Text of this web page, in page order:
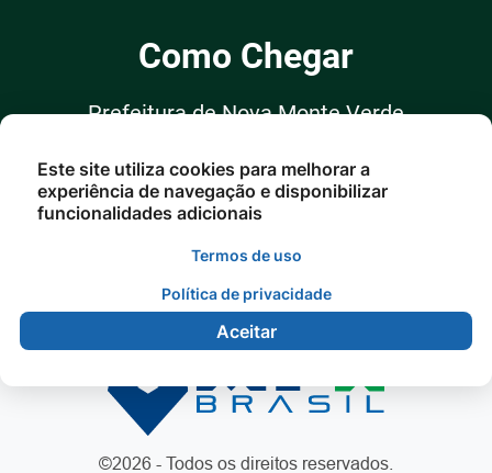
Como Chegar
Prefeitura de Nova Monte Verde
Rua: Arlindo Nossolnº 75 Centro -
Nova Monte Verde/MT
©2026 - Todos os direitos reservados.
Este site utiliza cookies para melhorar a
experiência de navegação e disponibilizar
funcionalidades adicionais
Termos de uso
Política de privacidade
Aceitar